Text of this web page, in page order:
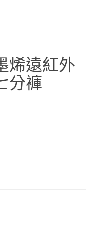
烯遠紅外
分褲